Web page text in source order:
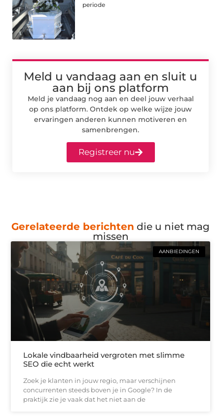
periode
Meld u vandaag aan en sluit u
aan bij ons platform
Meld je vandaag nog aan en deel jouw verhaal
op ons platform. Ontdek op welke wijze jouw
ervaringen anderen kunnen motiveren en
samenbrengen.
Registreer nu
Gerelateerde berichten die u niet mag
missen
AANBIEDINGEN
Lokale vindbaarheid vergroten met slimme
SEO die echt werkt
Zoek je klanten in jouw regio, maar verschijnen
concurrenten steeds boven je in Google? In de
praktijk zie je vaak dat het niet aan de